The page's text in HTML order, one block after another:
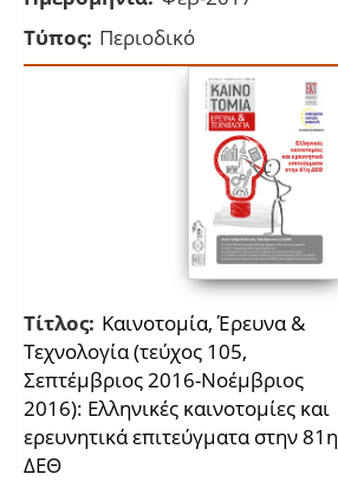
Τύπος: Περιοδικό
Τίτλος: Καινοτομία, Έρευνα &
Τεχνολογία (τεύχος 105,
Σεπτέμβριος 2016-Νοέμβριος
2016): Ελληνικές καινοτομίες και
ερευνητικά επιτεύγματα στην 81η
ΔΕΘ